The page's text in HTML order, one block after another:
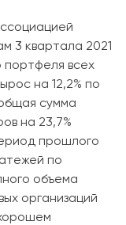
3 квартала 2021
портфеля всех
на 12,2% по
сумма
на 23,7%
прошлого
по
объема
организаций